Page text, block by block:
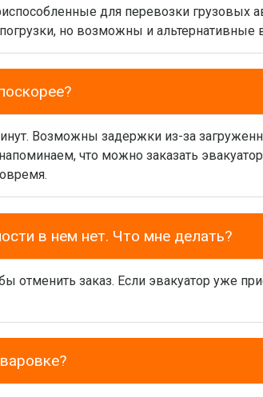
для перевозки грузовых
но возможны и альтернативные
Возможны задержки из-за
что можно заказать
в нем нет. Что мне делать?
отменить заказ. Если эвакуатор уже